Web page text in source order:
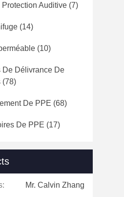
Protection Auditive (7)
(14)
(10)
De Délivrance De
(78)
De PPE (68)
De PPE (17)
Mr. Calvin Zhang